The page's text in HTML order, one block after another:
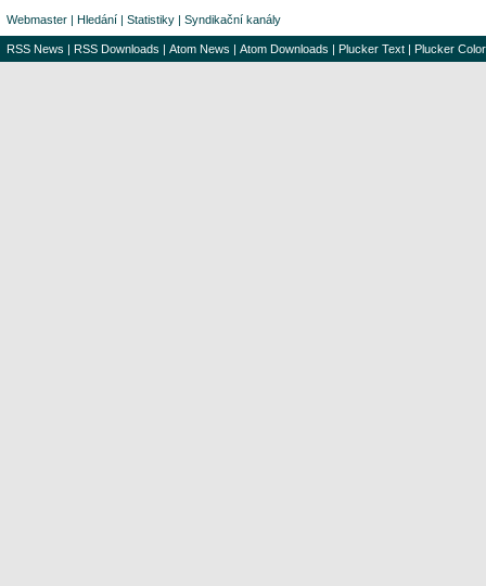
Webmaster | Hledání | Statistiky | Syndikační kanály
RSS News | RSS Downloads | Atom News | Atom Downloads | Plucker Text | Plucker Color